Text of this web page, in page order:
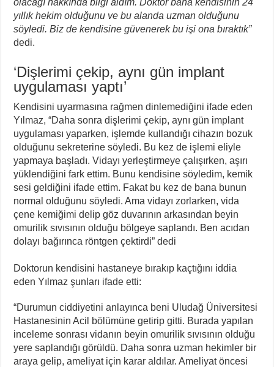
yıllık hekim olduğunu ve bu alanda uzman olduğunu
söyledi. Biz de kendisine güvenerek bu işi ona bıraktık”
dedi.
‘Dişlerimi çekip, aynı gün implant
uygulaması yaptı’
Kendisini uyarmasına rağmen dinlemediğini ifade eden
Yılmaz, “Daha sonra dişlerimi çekip, aynı gün implant
uygulaması yaparken, işlemde kullandığı cihazın bozuk
olduğunu sekreterine söyledi. Bu kez de işlemi eliyle
yapmaya başladı. Vidayı yerleştirmeye çalışırken, aşırı
yüklendiğini fark ettim. Bunu kendisine söyledim, kemik
sesi geldiğini ifade ettim. Fakat bu kez de bana bunun
normal olduğunu söyledi. Ama vidayı zorlarken, vida
çene kemiğimi delip göz duvarının arkasından beyin
omurilik sıvısının olduğu bölgeye saplandı. Ben acıdan
dolayı bağırınca röntgen çektirdi” dedi
Doktorun kendisini hastaneye bırakıp kaçtığını iddia
eden Yılmaz şunları ifade etti:
“Durumun ciddiyetini anlayınca beni Uludağ Üniversitesi
Hastanesinin Acil bölümüne getirip gitti. Burada yapılan
inceleme sonrası vidanın beyin omurilik sıvısının olduğu
yere saplandığı görüldü. Daha sonra uzman hekimler bir
araya gelip, ameliyat için karar aldılar. Ameliyat öncesi